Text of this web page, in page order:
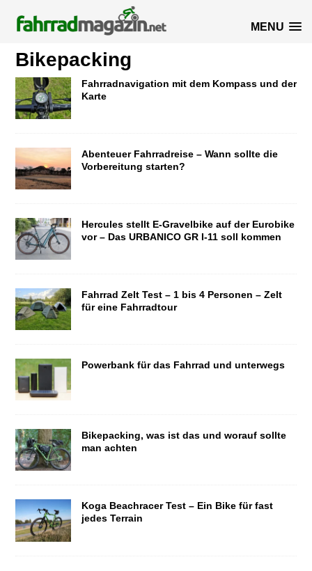
MENU
Bikepacking
Fahrradnavigation mit dem Kompass und der
Karte
Abenteuer Fahrradreise – Wann sollte die
Vorbereitung starten?
Hercules stellt E-Gravelbike auf der Eurobike
vor – Das URBANICO GR I-11 soll kommen
Fahrrad Zelt Test – 1 bis 4 Personen – Zelt
für eine Fahrradtour
Powerbank für das Fahrrad und unterwegs
Bikepacking, was ist das und worauf sollte
man achten
Koga Beachracer Test – Ein Bike für fast
jedes Terrain